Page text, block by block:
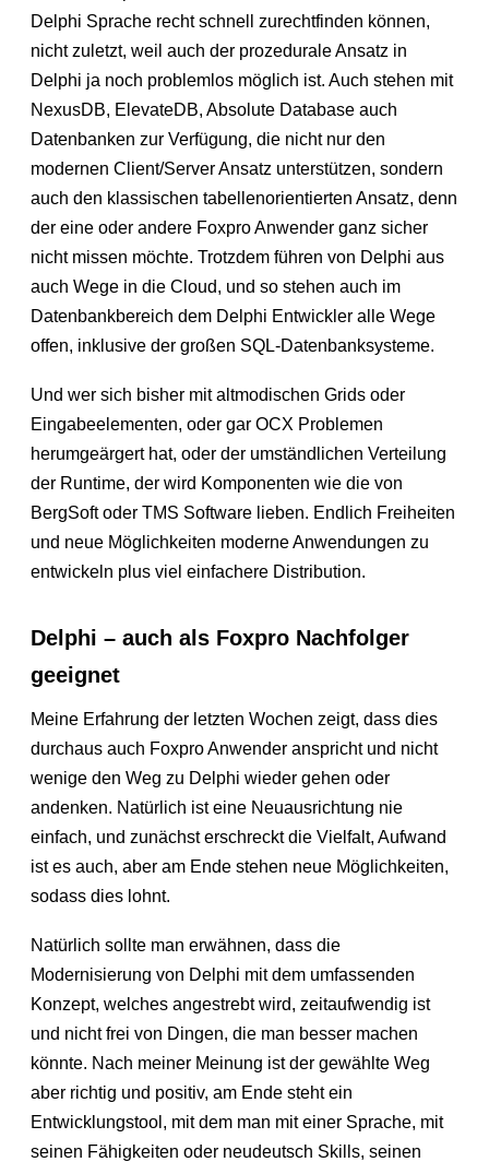
Delphi Sprache recht schnell zurechtfinden können,
nicht zuletzt, weil auch der prozedurale Ansatz in
Delphi ja noch problemlos möglich ist. Auch stehen mit
NexusDB, ElevateDB, Absolute Database auch
Datenbanken zur Verfügung, die nicht nur den
modernen Client/Server Ansatz unterstützen, sondern
auch den klassischen tabellenorientierten Ansatz, denn
der eine oder andere Foxpro Anwender ganz sicher
nicht missen möchte. Trotzdem führen von Delphi aus
auch Wege in die Cloud, und so stehen auch im
Datenbankbereich dem Delphi Entwickler alle Wege
offen, inklusive der großen SQL-Datenbanksysteme.
Und wer sich bisher mit altmodischen Grids oder
Eingabeelementen, oder gar OCX Problemen
herumgeärgert hat, oder der umständlichen Verteilung
der Runtime, der wird Komponenten wie die von
BergSoft oder TMS Software lieben. Endlich Freiheiten
und neue Möglichkeiten moderne Anwendungen zu
entwickeln plus viel einfachere Distribution.
Delphi – auch als Foxpro Nachfolger
geeignet
Meine Erfahrung der letzten Wochen zeigt, dass dies
durchaus auch Foxpro Anwender anspricht und nicht
wenige den Weg zu Delphi wieder gehen oder
andenken. Natürlich ist eine Neuausrichtung nie
einfach, und zunächst erschreckt die Vielfalt, Aufwand
ist es auch, aber am Ende stehen neue Möglichkeiten,
sodass dies lohnt.
Natürlich sollte man erwähnen, dass die
Modernisierung von Delphi mit dem umfassenden
Konzept, welches angestrebt wird, zeitaufwendig ist
und nicht frei von Dingen, die man besser machen
könnte. Nach meiner Meinung ist der gewählte Weg
aber richtig und positiv, am Ende steht ein
Entwicklungstool, mit dem man mit einer Sprache, mit
seinen Fähigkeiten oder neudeutsch Skills, seinen